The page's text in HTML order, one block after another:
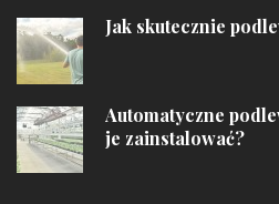
Jak skutecznie
Automatyczne
je zainstalować?